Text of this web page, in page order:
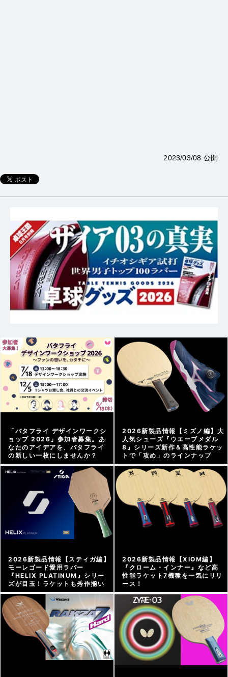
2023/03/08 公開
「バタフライ デザインワークシ
ョップ 2026」参加者募集。あ
なたのアイデアを、バタフライ
の新しい一枚にしませんか？
メーカー情報 | 2026/06/12
2026新製品情報【ミズノ編】大
人気シューズ『ウエーブメダル
8』シリーズ新作＆高性能ラケッ
トで「攻め」のラインナップ
メーカー情報 | 2026/03/27
2026新製品情報【スティガ編】
モーレゴード愛用ラバー
『HELIX PLATINUM』シリー
ズが目玉！ラケットも秀作揃い
メーカー情報 | 2026/03/26
2026新製品情報【XIOM編】
『クローム・インナー』など高
性能ラケット7機種を一気にリリ
ース！
メーカー情報 | 2026/03/25